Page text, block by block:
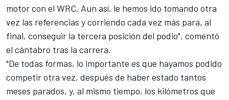
motor con el WRC. Aun así, le hemos ido tomando otra
vez las referencias y corriendo cada vez más para, al
final, conseguir la tercera posición del podio", comentó
el cántabro tras la carrera.
"De todas formas, lo importante es que hayamos podido
competir otra vez, después de haber estado tantos
meses parados, y, al mismo tiempo, los kilómetros que